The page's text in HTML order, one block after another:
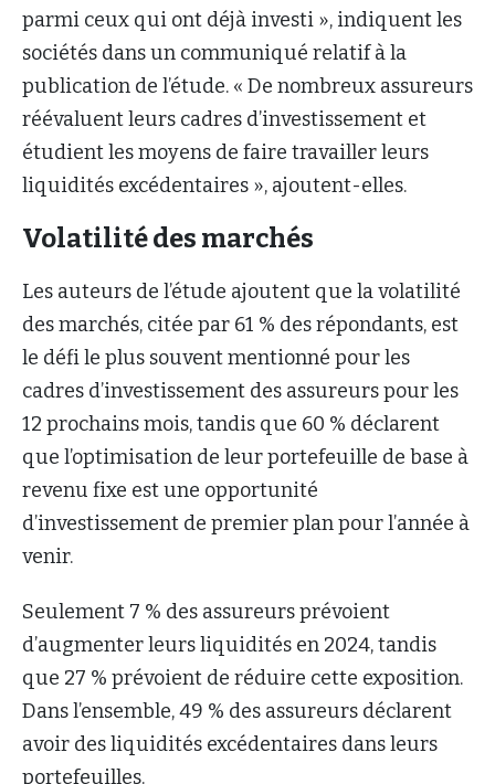
parmi ceux qui ont déjà investi », indiquent les
sociétés dans un communiqué relatif à la
publication de l’étude. « De nombreux assureurs
réévaluent leurs cadres d’investissement et
étudient les moyens de faire travailler leurs
liquidités excédentaires », ajoutent-elles.
Volatilité des marchés
Les auteurs de l’étude ajoutent que la volatilité
des marchés, citée par 61 % des répondants, est
le défi le plus souvent mentionné pour les
cadres d’investissement des assureurs pour les
12 prochains mois, tandis que 60 % déclarent
que l’optimisation de leur portefeuille de base à
revenu fixe est une opportunité
d’investissement de premier plan pour l’année à
venir.
Seulement 7 % des assureurs prévoient
d’augmenter leurs liquidités en 2024, tandis
que 27 % prévoient de réduire cette exposition.
Dans l’ensemble, 49 % des assureurs déclarent
avoir des liquidités excédentaires dans leurs
portefeuilles.